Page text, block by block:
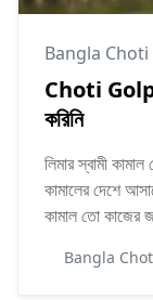
Bangla Choti
Choti
করিনি
লিমার স্বামী
কামালের দেশে
কামাল তো কাজের
Bangla